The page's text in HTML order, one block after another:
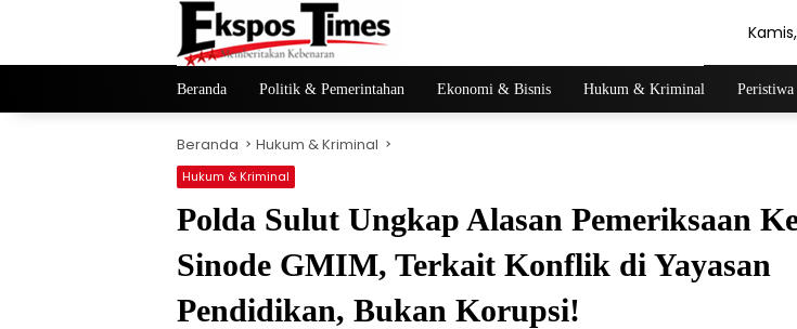
Beranda Politik & Pemerintahan Ekonomi & Bisnis Hukum & Kriminal Peristiwa
Beranda Hukum & Kriminal
Hukum & Kriminal
Polda Sulut Ungkap Alasan Pemeriksaan
Sinode GMIM, Terkait Konflik di Yayasan
Pendidikan, Bukan Korupsi!